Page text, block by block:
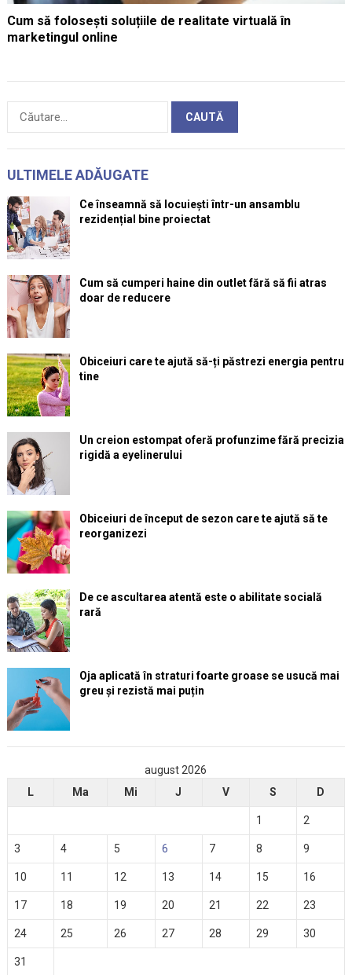
Cum să folosești soluțiile de realitate virtuală în
marketingul online
Caută
ULTIMELE ADĂUGATE
Ce înseamnă să locuiești într-un ansamblu
rezidențial bine proiectat
Cum să cumperi haine din outlet fără să fii atras
doar de reducere
Obiceiuri care te ajută să-ți păstrezi energia pentru
tine
Un creion estompat oferă profunzime fără precizia
rigidă a eyelinerului
Obiceiuri de început de sezon care te ajută să te
reorganizezi
De ce ascultarea atentă este o abilitate socială
rară
Oja aplicată în straturi foarte groase se usucă mai
greu și rezistă mai puțin
august 2026
L
Ma Mi J V S D
1 2
3 4 5 6 7 8 9
10 11 12 13 14 15 16
17 18 19 20 21 22 23
24 25 26 27 28 29 30
31